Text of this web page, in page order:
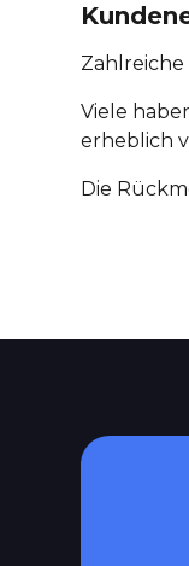
Viele
erheblich
Die